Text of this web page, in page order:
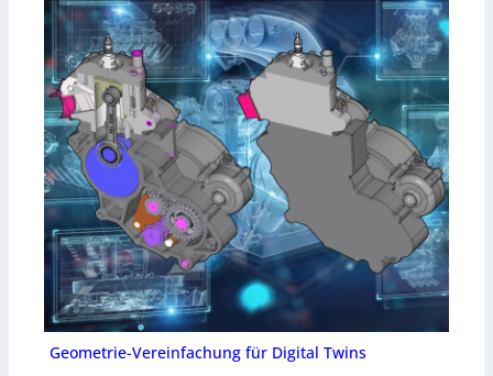
Geometrie-Vereinfachung für Digital Twins